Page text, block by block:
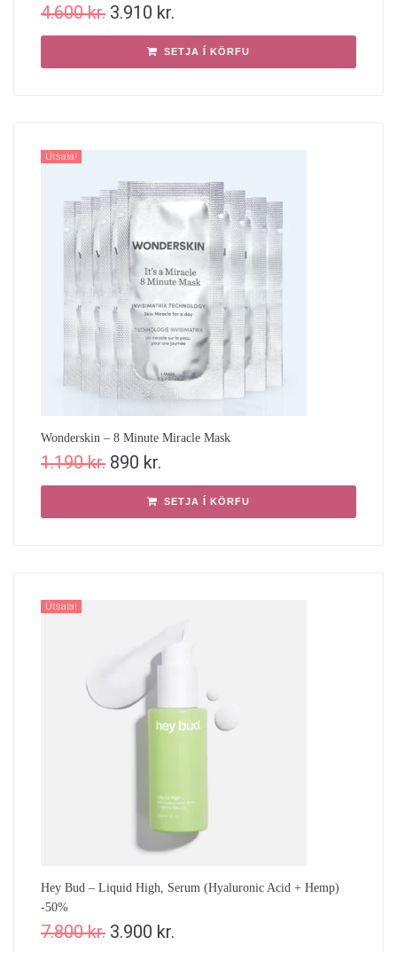
4.600kr. 3.910 kr.
SETJA Í KÖRFU
Útsala!
Wonderskin – 8 Minute Miracle Mask
1.190kr. 890 kr.
SETJA Í KÖRFU
Útsala!
Hey Bud – Liquid High, Serum (Hyaluronic Acid + Hemp)
-50%
7.800kr. 3.900 kr.